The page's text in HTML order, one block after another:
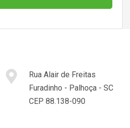
Rua Alair de Freitas
Furadinho - Palhoça - SC
CEP 88.138-090